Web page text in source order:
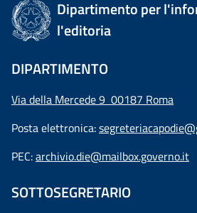
Dipartimento per
l'editoria
DIPARTIMENTO
Via della Mercede 9 00187 Roma
Posta elettronica:
PEC:archivio.die@mailbox.governo.it
SOTTOSEGRETARIO